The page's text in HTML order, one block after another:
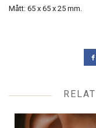
Mått: 65 x 65 x 25 mm.